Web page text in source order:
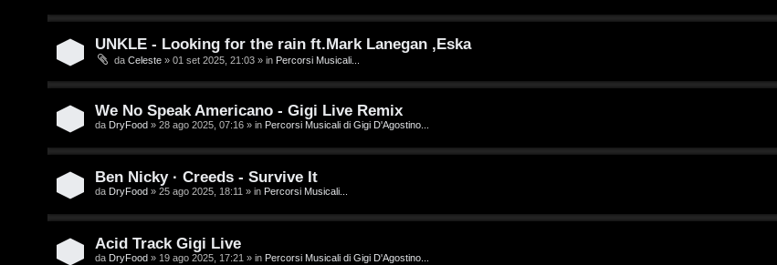
UNKLE - Looking for the rain ft.Mark Lanegan ,Eska
da Celeste » 01 set 2025, 21:03 » in Percorsi Musicali...
We No Speak Americano - Gigi Live Remix
da DryFood » 28 ago 2025, 07:16 » in Percorsi Musicali di Gigi D'Agostino...
Ben Nicky · Creeds - Survive It
da DryFood » 25 ago 2025, 18:11 » in Percorsi Musicali...
Acid Track Gigi Live
da DryFood » 19 ago 2025, 17:21 » in Percorsi Musicali di Gigi D'Agostino...